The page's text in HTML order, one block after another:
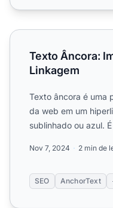
Texto Âncora:
Texto Âncora:
Linkagem
Texto âncora é uma
da web em um
sublinhado ou azul.
Nov 7, 2024 2 min de
SEO AnchorText